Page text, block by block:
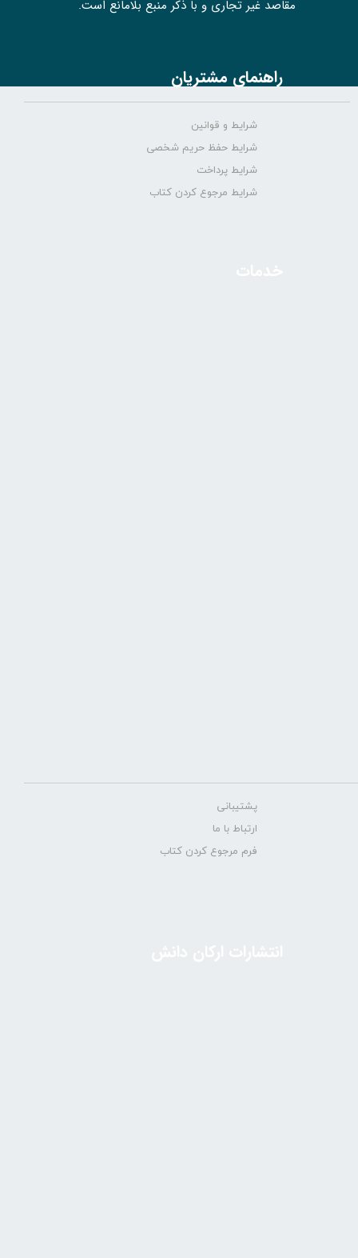
مقاصد غیر تجاری و با ذکر منبع بلامانع است.
راهنمای مشتریان
شرایط و قوانین
شرایط حفظ حریم شخصی
شرایط پرداخت
شرایط مرجوع کردن کتاب
پشتیبانی
ارتباط با ما
فرم مرجوع کردن کتاب